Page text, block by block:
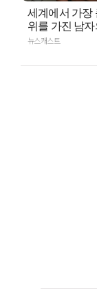
세계에서 가장
위를 가진 남자
뉴스캐스트